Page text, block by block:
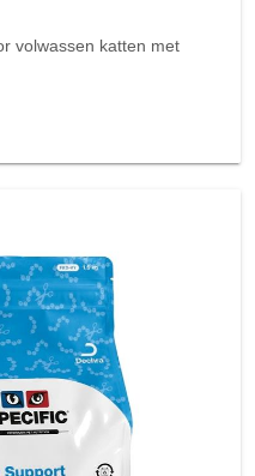
volwassen katten met